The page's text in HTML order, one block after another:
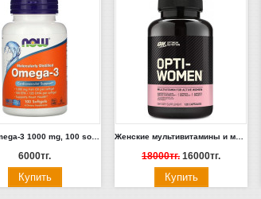
6000тг. 18000тг. 16000тг.